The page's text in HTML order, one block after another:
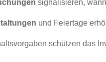
signalisieren,
und Feiertage
schützen das